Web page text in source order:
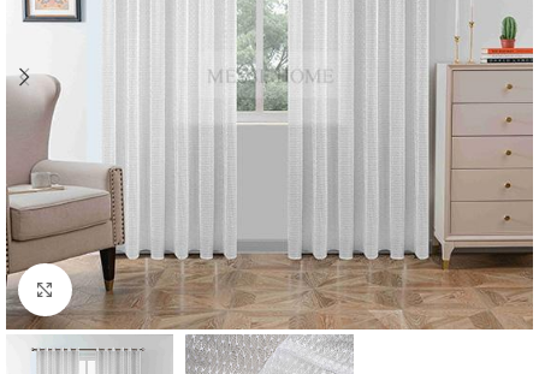
Κλικ για μεγέθυνση